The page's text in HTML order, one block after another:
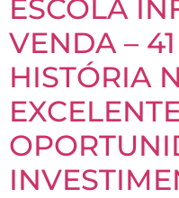
ESCOLA
VENDA –
HISTÓRIA